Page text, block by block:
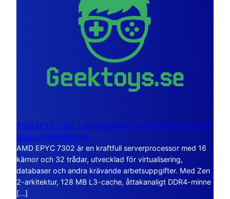
AMD EPYC 7302 – sexton kärnor byggda för servrar och
tunga arbetsstationer
AMD EPYC 7302 är en kraftfull serverprocessor med 16
kärnor och 32 trådar, utvecklad för virtualisering,
databaser och andra krävande arbetsuppgifter. Med Zen
2-arkitektur, 128 MB L3-cache, åttakanaligt DDR4-minne
[…]